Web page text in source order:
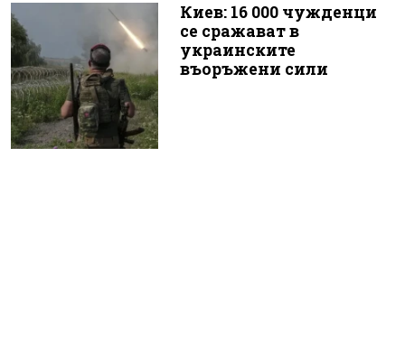
Киев: 16 000 чужденци
се сражават в
украинските
въоръжени сили